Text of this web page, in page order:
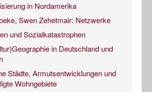
in Nordamerika
Swen Zehetmair: Netzwerke
und Sozialkatastrophen
in Deutschland und
Städte, Armutsentwicklungen und
Wohngebiete